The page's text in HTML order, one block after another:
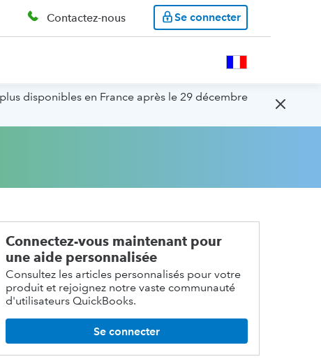
Contactez-nous Se connecter
disponibles en France après le 29 décembre
Connectez-vous maintenant pour
une aide personnalisée
Consultez les articles personnalisés pour votre
produit et rejoignez notre vaste communauté
d'utilisateurs QuickBooks.
Se connecter